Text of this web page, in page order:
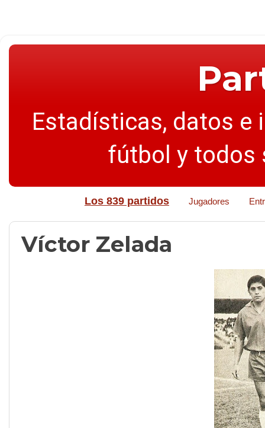
Estadísticas, datos e
fútbol y todos
Los 839 partidos Jugadores
Víctor Zelada